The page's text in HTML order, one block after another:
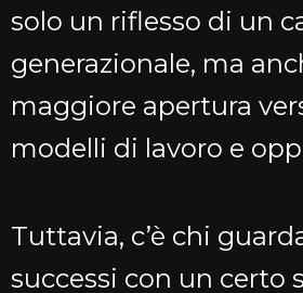
solo un riflesso di un
generazionale, ma
maggiore apertura
modelli di lavoro e
Tuttavia, c’è chi
successi con un certo